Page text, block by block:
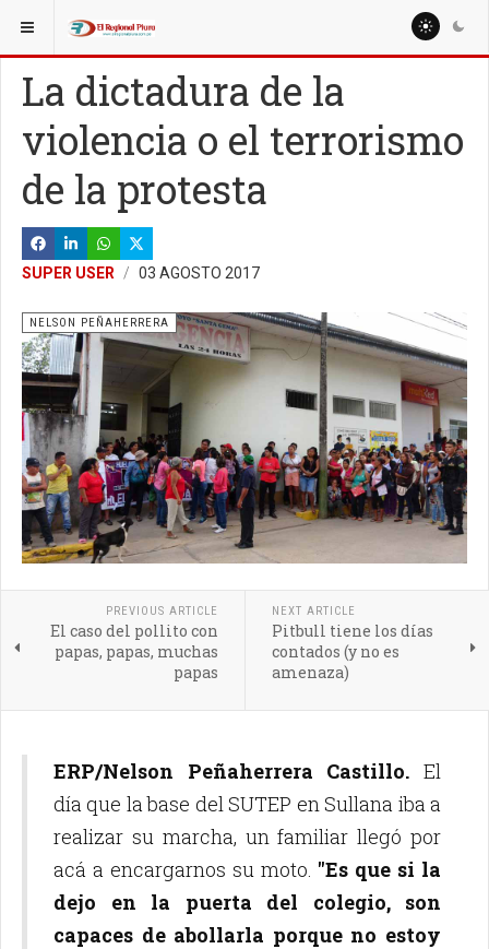
ESTÁ AQUÍ: COLUMNISTAS MIGUEL ARTURO SEMINARIO OJEDA
La dictadura de la
violencia o el terrorismo
de la protesta
SUPER USER 03 AGOSTO 2017
NELSON PEÑAHERRERA
PREVIOUS ARTICLE
El caso del pollito con
papas, papas, muchas
papas
NEXT ARTICLE
Pitbull tiene los días
contados (y no es
amenaza)
ERP/Nelson Peñaherrera Castillo. El
día que la base del SUTEP en Sullana iba a
realizar su marcha, un familiar llegó por
acá a encargarnos su moto. "Es que si la
dejo en la puerta del colegio, son
capaces de abollarla porque no estoy